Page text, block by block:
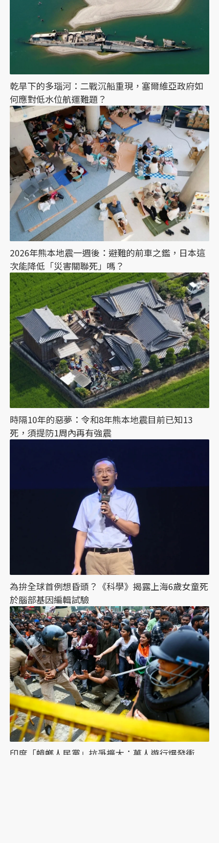
乾旱下的多瑙河：二戰沉船重現，塞爾維亞政府如
何應對低水位航運難題？
2026年熊本地震一週後：避難的前車之鑑，日本這
次能降低「災害關聯死」嗎？
時隔10年的惡夢：令和8年熊本地震目前已知13
死，須提防1周內再有強震
為拚全球首例想昏頭？《科學》揭露上海6歲女童死
於腦部基因編輯試驗
印度「蟑螂人民黨」抗爭擴大：萬人遊行爆發衝